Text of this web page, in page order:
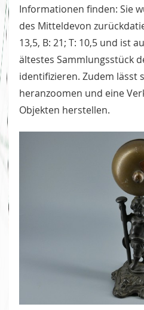
Informationen finden: Sie
des Mitteldevon
13,5, B: 21; T: 10,5 und ist
ältestes Sammlungsstück
identifizieren. Zudem lässt
heranzoomen und eine
Objekten herstellen.